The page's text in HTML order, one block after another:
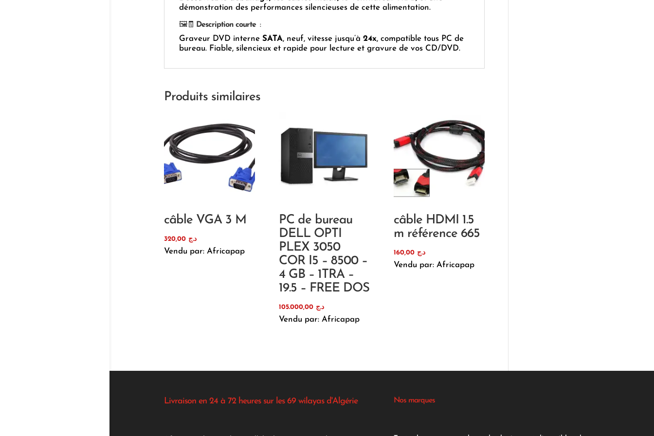
démonstration des performances silencieuses de cette alimentation.
🖼️🧾 Description courte :
Graveur DVD interne SATA, neuf, vitesse jusqu’à 24x, compatible tous PC de
bureau. Fiable, silencieux et rapide pour lecture et gravure de vos CD/DVD.
Produits similaires
câble VGA 3 M
د.ج 320,00
Vendu par: Africapap
PC de bureau
DELL OPTI
PLEX 3050
COR I5 – 8500 –
4 GB – 1TRA –
19.5 – FREE DOS
د.ج 105.000,00
Vendu par: Africapap
câble HDMI 1.5
m référence 665
د.ج
Vendu par: Africapap
Livraison en 24 à 72 heures sur les 69 wilayas d'Algérie Nos marques